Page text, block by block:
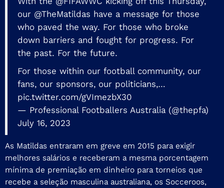
our @TheMatildas have a message for those
who paved the way. For those who broke
down barriers and fought for progress. For
the past. For the future.
For those within our football community, our
fans, our sponsors, our politicians,…
pic.twitter.com/gVImezbX30
— Professional Footballers Australia (@thepfa)
July 16, 2023
As Matildas entraram em greve em 2015 para exigir
melhores salários e receberam a mesma porcentagem
mínima de premiação em dinheiro para torneios que
recebe a seleção masculina australiana, os Socceroos,